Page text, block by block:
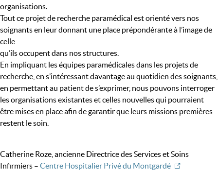
organisations.
Tout ce projet de recherche paramédical est orienté vers nos
soignants en leur donnant une place prépondérante à l’image de
celle
qu’ils occupent dans nos structures.
En impliquant les équipes paramédicales dans les projets de
recherche, en s’intéressant davantage au quotidien des soignants,
en permettant au patient de s’exprimer, nous pouvons interroger
les organisations existantes et celles nouvelles qui pourraient
être mises en place afin de garantir que leurs missions premières
restent le soin.
Catherine Roze, ancienne Directrice des Services et Soins
Infirmiers – Centre Hospitalier Privé du Montgardé